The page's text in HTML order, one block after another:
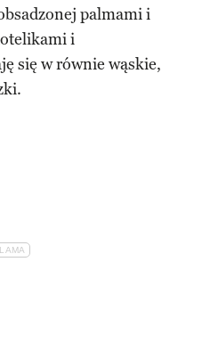
palmami i
i
się w równie wąskie,